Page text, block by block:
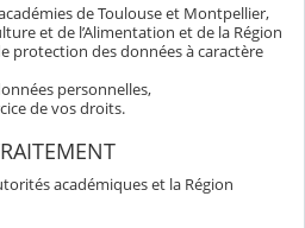
de Toulouse et Montpellier,
et de l’Alimentation et de la Région
protection des données à caractère
personnelles,
de vos droits.
académiques et la Région